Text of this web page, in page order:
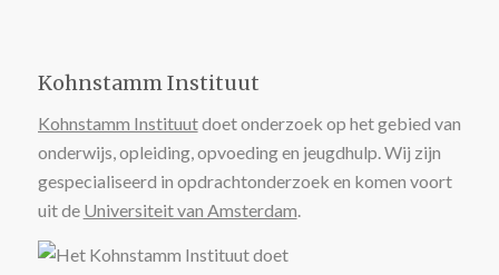
Kohnstamm Instituut
Kohnstamm Instituutdoet onderzoek op het gebied van
onderwijs, opleiding, opvoeding en jeugdhulp. Wij zijn
gespecialiseerd in opdrachtonderzoek en komen voort
uit de Universiteit van Amsterdam.